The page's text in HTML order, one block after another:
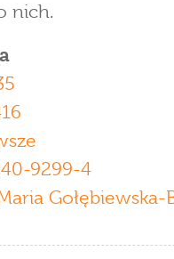
nich.
9299-4
Gołębiewska-